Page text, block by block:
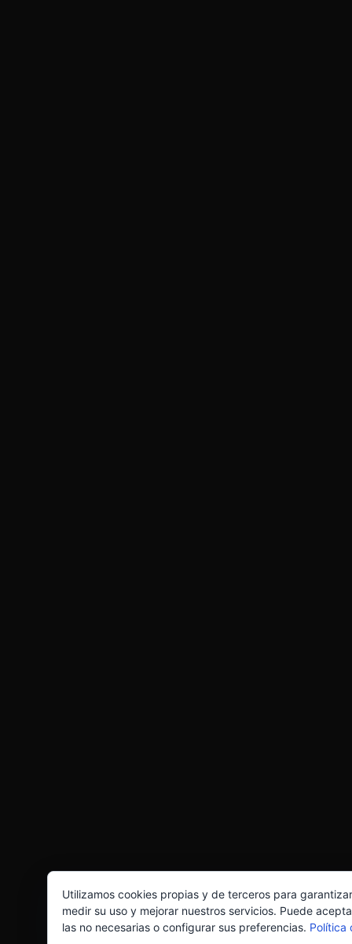
Utilizamos cookies propias y de terceros para
medir su uso y mejorar nuestros servicios. Puede
las no necesarias o configurar sus preferencias. Política